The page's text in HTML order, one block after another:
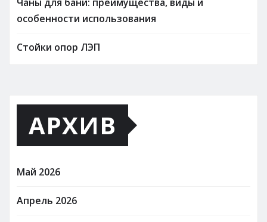
Чаны для бани: преимущества, виды и
особенности использования
Стойки опор ЛЭП
АРХИВ
Май 2026
Апрель 2026